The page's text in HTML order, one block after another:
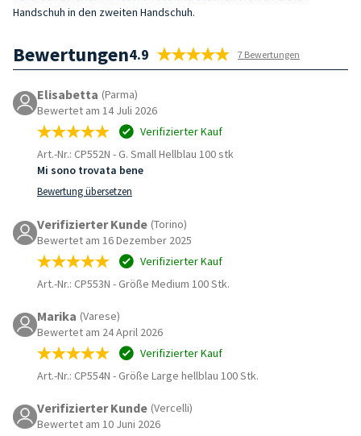
Handschuh in den zweiten Handschuh.
Bewertungen4.9 7 Bewertungen
Elisabetta (Parma)
Bewertet am 14 Juli 2026
Verifizierter Kauf
Art.-Nr.: CP552N - G. Small Hellblau 100 stk
Mi sono trovata bene
Bewertung übersetzen
Verifizierter Kunde (Torino)
Bewertet am 16 Dezember 2025
Verifizierter Kauf
Art.-Nr.: CP553N - Größe Medium 100 Stk.
Marika (Varese)
Bewertet am 24 April 2026
Verifizierter Kauf
Art.-Nr.: CP554N - Größe Large hellblau 100 Stk.
Verifizierter Kunde (Vercelli)
Bewertet am 10 Juni 2026